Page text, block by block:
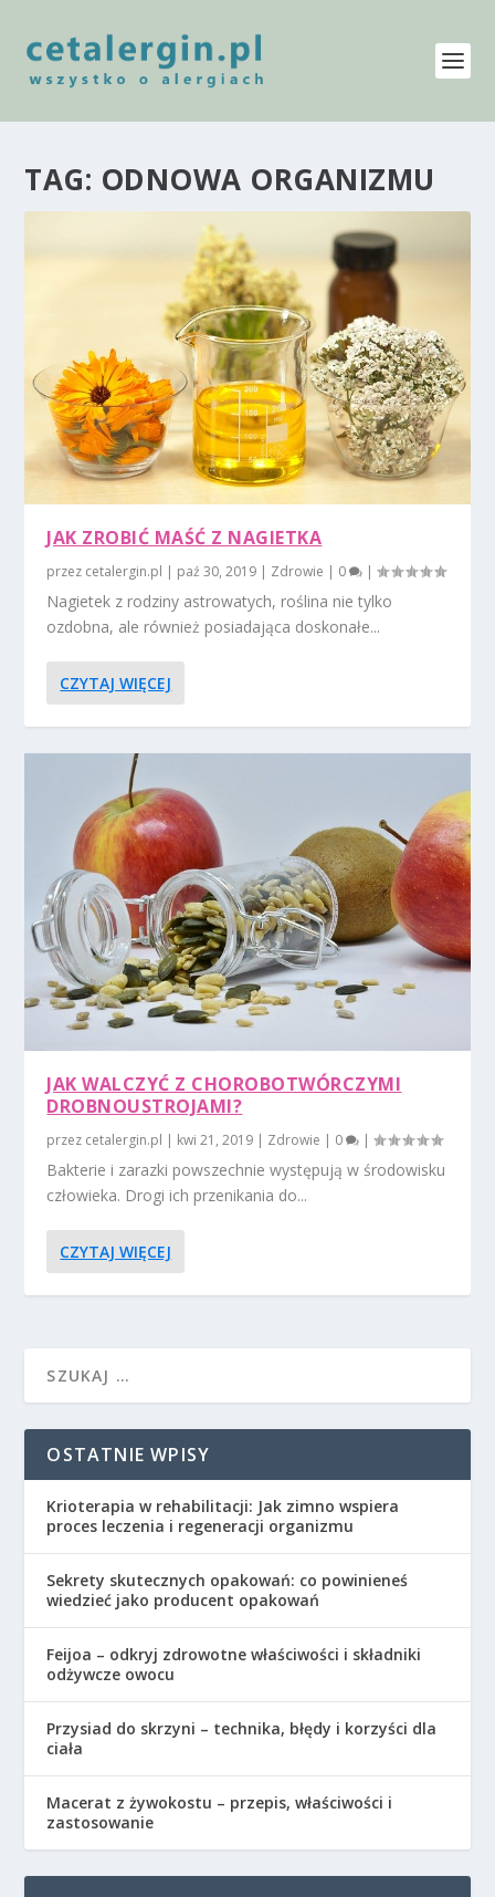
TAG: ODNOWA ORGANIZMU
JAK ZROBIĆ MAŚĆ Z NAGIETKA
przez cetalergin.pl | paź 30, 2019 | Zdrowie | 0 |
Nagietek z rodziny astrowatych, roślina nie tylko
ozdobna, ale również posiadająca doskonałe...
CZYTAJ WIĘCEJ
JAK WALCZYĆ Z CHOROBOTWÓRCZYMI
DROBNOUSTROJAMI?
przez cetalergin.pl | kwi 21, 2019 | Zdrowie | 0 |
Bakterie i zarazki powszechnie występują w środowisku
człowieka. Drogi ich przenikania do...
CZYTAJ WIĘCEJ
OSTATNIE WPISY
Krioterapia w rehabilitacji: Jak zimno wspiera
proces leczenia i regeneracji organizmu
Sekrety skutecznych opakowań: co powinieneś
wiedzieć jako producent opakowań
Feijoa – odkryj zdrowotne właściwości i składniki
odżywcze owocu
Przysiad do skrzyni – technika, błędy i korzyści dla
ciała
Macerat z żywokostu – przepis, właściwości i
zastosowanie